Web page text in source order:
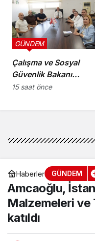
Çalışma ve Sosyal
Güvenlik Bakanı
Hasipoğlu,
GÜNDEM
15 saat önce
Haberler GÜNDEM
Amcaoğlu,
Malzemeleri ve
katıldı